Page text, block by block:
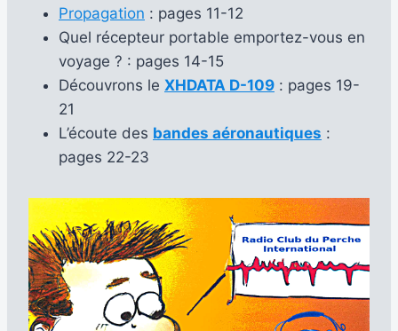
Propagation : pages 11-12
Quel récepteur portable emportez-vous en
voyage ? : pages 14-15
Découvrons le XHDATA D-109 : pages 19-
21
L’écoute des bandes aéronautiques :
pages 22-23